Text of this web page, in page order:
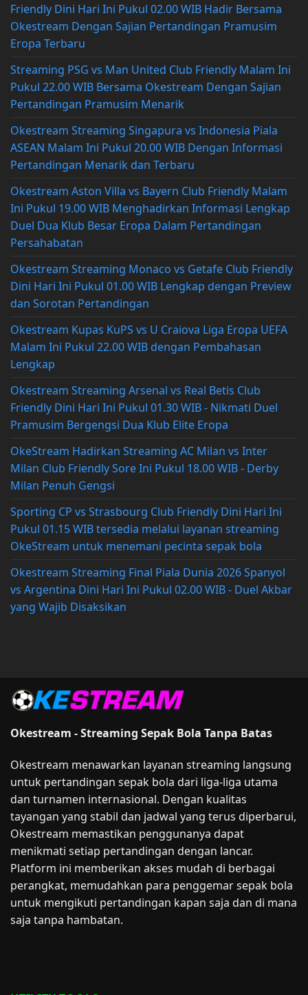
Friendly Dini Hari Ini Pukul 02.00 WIB Hadir Bersama
Okestream Dengan Sajian Pertandingan Pramusim
Eropa Terbaru
Streaming PSG vs Man United Club Friendly Malam Ini
Pukul 22.00 WIB Bersama Okestream Dengan Sajian
Pertandingan Pramusim Menarik
Okestream Streaming Singapura vs Indonesia Piala
ASEAN Malam Ini Pukul 20.00 WIB Dengan Informasi
Pertandingan Menarik dan Terbaru
Okestream Aston Villa vs Bayern Club Friendly Malam
Ini Pukul 19.00 WIB Menghadirkan Informasi Lengkap
Duel Dua Klub Besar Eropa Dalam Pertandingan
Persahabatan
Okestream Streaming Monaco vs Getafe Club Friendly
Dini Hari Ini Pukul 01.00 WIB Lengkap dengan Preview
dan Sorotan Pertandingan
Okestream Kupas KuPS vs U Craiova Liga Eropa UEFA
Malam Ini Pukul 22.00 WIB dengan Pembahasan
Lengkap
Okestream Streaming Arsenal vs Real Betis Club
Friendly Dini Hari Ini Pukul 01.30 WIB - Nikmati Duel
Pramusim Bergengsi Dua Klub Elite Eropa
OkeStream Hadirkan Streaming AC Milan vs Inter
Milan Club Friendly Sore Ini Pukul 18.00 WIB - Derby
Milan Penuh Gengsi
Sporting CP vs Strasbourg Club Friendly Dini Hari Ini
Pukul 01.15 WIB tersedia melalui layanan streaming
OkeStream untuk menemani pecinta sepak bola
Okestream Streaming Final Piala Dunia 2026 Spanyol
vs Argentina Dini Hari Ini Pukul 02.00 WIB - Duel Akbar
yang Wajib Disaksikan
Okestream - Streaming Sepak Bola Tanpa Batas
Okestream menawarkan layanan streaming langsung
untuk pertandingan sepak bola dari liga-liga utama
dan turnamen internasional. Dengan kualitas
tayangan yang stabil dan jadwal yang terus diperbarui,
Okestream memastikan penggunanya dapat
menikmati setiap pertandingan dengan lancar.
Platform ini memberikan akses mudah di berbagai
perangkat, memudahkan para penggemar sepak bola
untuk mengikuti pertandingan kapan saja dan di mana
saja tanpa hambatan.